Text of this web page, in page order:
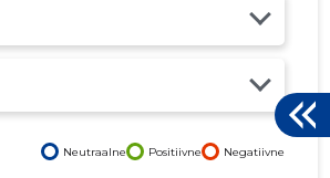
Neutraalne Positiivne Negatiivne